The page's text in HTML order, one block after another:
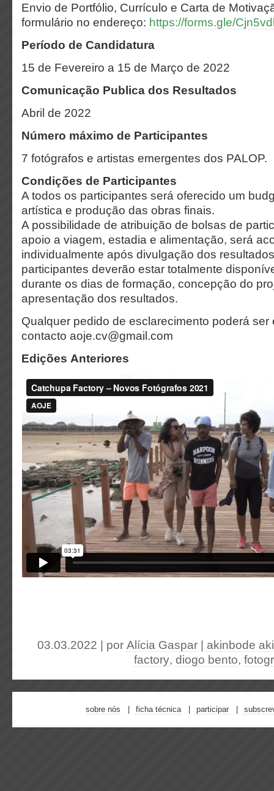
Envio de Portfólio, Currículo e Carta de
formulário no endereço: https://forms.gle/
Período de Candidatura
15 de Fevereiro a 15 de Março de 2022
Comunicação Publica dos Resultados
Abril de 2022
Número máximo de Participantes
7 fotógrafos e artistas emergentes dos PALOP.
Condições de Participantes
A todos os participantes será oferecido um
artística e produção das obras finais.
A possibilidade de atribuição de bolsas de
apoio a viagem, estadia e alimentação, será
individualmente após divulgação dos
participantes deverão estar totalmente
durante os dias de formação, concepção do
apresentação dos resultados.
Qualquer pedido de esclarecimento poderá ser
contacto aoje.cv@gmail.com
Edições Anteriores
03.03.2022 | por Alícia Gaspar
akinbode
factory, diogo bento,
sobre nós ficha técnica participar